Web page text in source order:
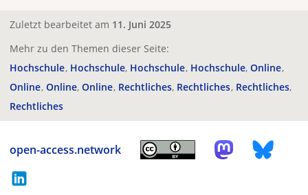
Zuletzt bearbeitet am 11. Juni 2025
Mehr zu den Themen dieser Seite:
Hochschule Hochschule Hochschule Hochschule Online
Online Online Online Rechtliches Rechtliches Rechtliches
Rechtliches
open-access.network